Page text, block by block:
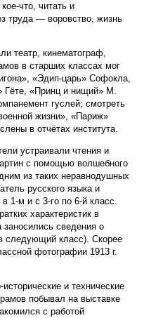
что, читать и
труда — воровство, жизнь
театр, кинематограф,
в старших классах мог
«Эдип-царь» Софокла,
Гёте, «Принц и нищий» М.
гуслей; смотреть
жизни», «Париж»
в отчётах института.
устраивали чтения и
с помощью волшебного
из таких неравнодушных
русского языка и
1-м и с 3-го по 6-й класс.
характеристик в
сведения о
следующий класс). Скорее
фотографии 1913 г.
и технические
побывал на выставке
с работой